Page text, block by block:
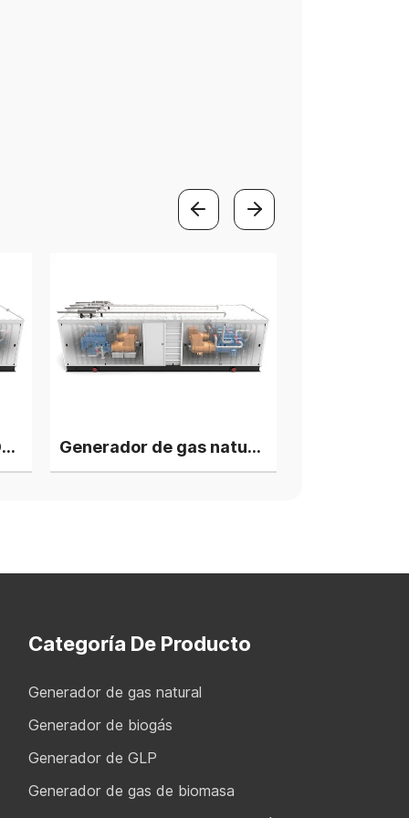
Grupos electrógenos Deutz Biogas de 1800 kW, 4 unidades en planta de energía en paralelo Generador de gas natural Deutz V12 de 2 MW, 4 grupos en planta de energía en paralelo
Categoría De Producto
Generador de gas natural
Generador de biogás
Generador de GLP
Generador de gas de biomasa